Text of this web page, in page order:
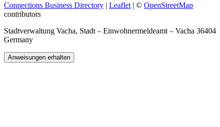
Connections Business Directory | Leaflet | © OpenStreetMap
contributors
Stadtverwaltung Vacha, Stadt – Einwohnermeldeamt – Vacha 36404
Germany
Anweisungen erhalten